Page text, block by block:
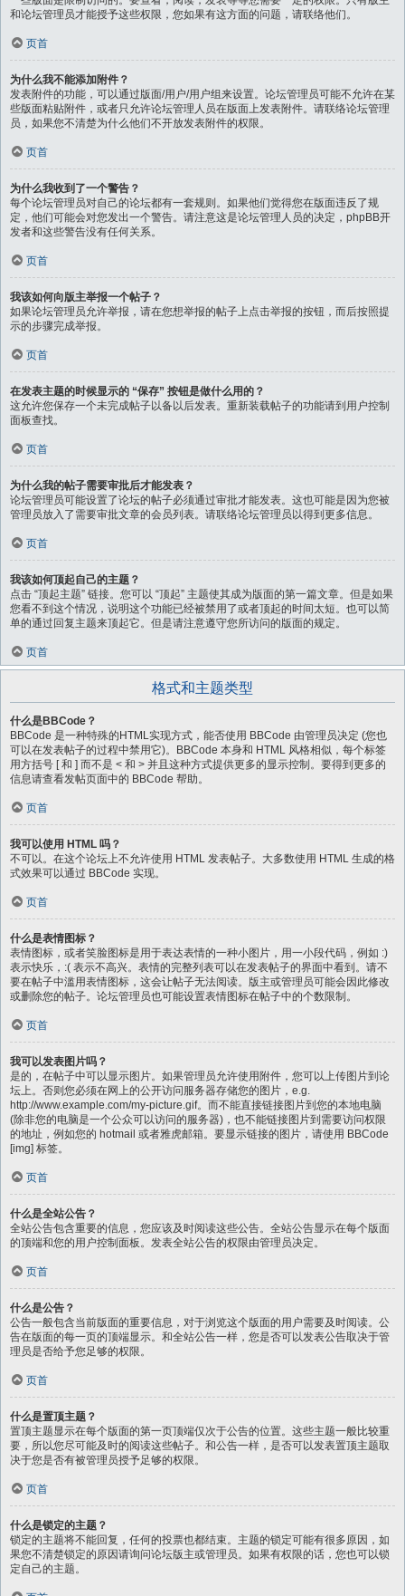
和论坛管理员才能授予这些权限，您如果有这方面的问题，请联络他们。
页首
为什么我不能添加附件？
发表附件的功能，可以通过版面/用户/用户组来设置。论坛管理员可能不允许在某
些版面粘贴附件，或者只允许论坛管理人员在版面上发表附件。请联络论坛管理
员，如果您不清楚为什么他们不开放发表附件的权限。
页首
为什么我收到了一个警告？
每个论坛管理员对自己的论坛都有一套规则。如果他们觉得您在版面违反了规
定，他们可能会对您发出一个警告。请注意这是论坛管理人员的决定，phpBB开
发者和这些警告没有任何关系。
页首
我该如何向版主举报一个帖子？
如果论坛管理员允许举报，请在您想举报的帖子上点击举报的按钮，而后按照提
示的步骤完成举报。
页首
在发表主题的时候显示的 “保存” 按钮是做什么用的？
这允许您保存一个未完成帖子以备以后发表。重新装载帖子的功能请到用户控制
面板查找。
页首
为什么我的帖子需要审批后才能发表？
论坛管理员可能设置了论坛的帖子必须通过审批才能发表。这也可能是因为您被
管理员放入了需要审批文章的会员列表。请联络论坛管理员以得到更多信息。
页首
我该如何顶起自己的主题？
点击 “顶起主题” 链接。您可以 “顶起” 主题使其成为版面的第一篇文章。但是如果
您看不到这个情况，说明这个功能已经被禁用了或者顶起的时间太短。也可以简
单的通过回复主题来顶起它。但是请注意遵守您所访问的版面的规定。
页首
格式和主题类型
什么是BBCode？
BBCode 是一种特殊的HTML实现方式，能否使用 BBCode 由管理员决定 (您也
可以在发表帖子的过程中禁用它)。BBCode 本身和 HTML 风格相似，每个标签
用方括号 [ 和 ] 而不是 < 和 > 并且这种方式提供更多的显示控制。要得到更多的
信息请查看发帖页面中的 BBCode 帮助。
页首
我可以使用 HTML 吗？
不可以。在这个论坛上不允许使用 HTML 发表帖子。大多数使用 HTML 生成的格
式效果可以通过 BBCode 实现。
页首
什么是表情图标？
表情图标，或者笑脸图标是用于表达表情的一种小图片，用一小段代码，例如 :)
表示快乐，:( 表示不高兴。表情的完整列表可以在发表帖子的界面中看到。请不
要在帖子中滥用表情图标，这会让帖子无法阅读。版主或管理员可能会因此修改
或删除您的帖子。论坛管理员也可能设置表情图标在帖子中的个数限制。
页首
我可以发表图片吗？
是的，在帖子中可以显示图片。如果管理员允许使用附件，您可以上传图片到论
坛上。否则您必须在网上的公开访问服务器存储您的图片，e.g.
http://www.example.com/my-picture.gif。而不能直接链接图片到您的本地电脑
(除非您的电脑是一个公众可以访问的服务器)，也不能链接图片到需要访问权限
的地址，例如您的 hotmail 或者雅虎邮箱。要显示链接的图片，请使用 BBCode
[img] 标签。
页首
什么是全站公告？
全站公告包含重要的信息，您应该及时阅读这些公告。全站公告显示在每个版面
的顶端和您的用户控制面板。发表全站公告的权限由管理员决定。
页首
什么是公告？
公告一般包含当前版面的重要信息，对于浏览这个版面的用户需要及时阅读。公
告在版面的每一页的顶端显示。和全站公告一样，您是否可以发表公告取决于管
理员是否给予您足够的权限。
页首
什么是置顶主题？
置顶主题显示在每个版面的第一页顶端仅次于公告的位置。这些主题一般比较重
要，所以您尽可能及时的阅读这些帖子。和公告一样，是否可以发表置顶主题取
决于您是否有被管理员授予足够的权限。
页首
什么是锁定的主题？
锁定的主题将不能回复，任何的投票也都结束。主题的锁定可能有很多原因，如
果您不清楚锁定的原因请询问论坛版主或管理员。如果有权限的话，您也可以锁
定自己的主题。